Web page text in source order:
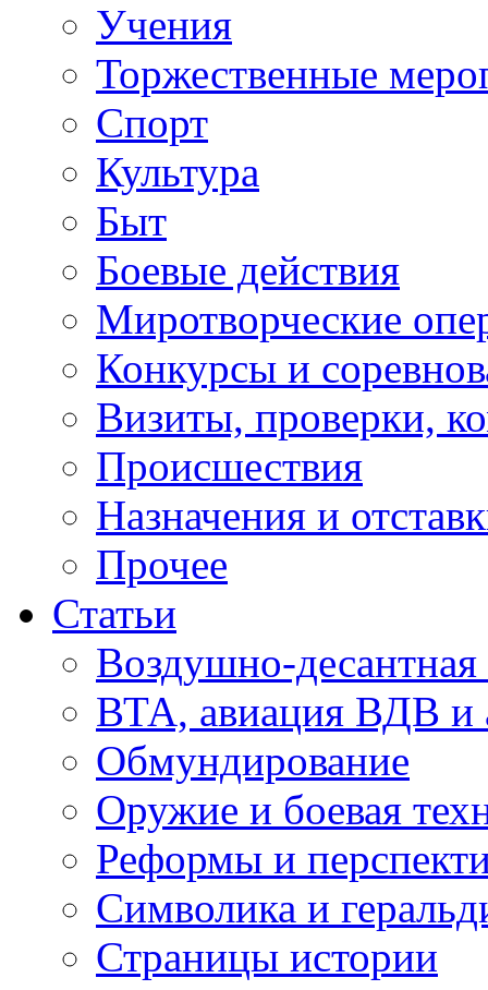
Учения
Торжественные
Спорт
Культура
Быт
Боевые действия
Миротворческие
Конкурсы и
Визиты, проверки,
Происшествия
Назначения и
Прочее
Статьи
Воздушно-десантная
ВТА, авиация ВДВ и
Обмундирование
Оружие и боевая
Реформы и
Символика и
Страницы истории